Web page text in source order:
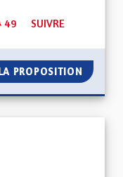
49 49 ABONNÉS
SUIVRE
PROPOSITION